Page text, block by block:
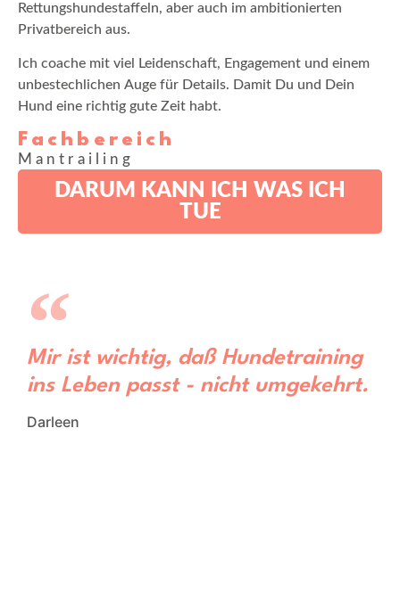
Rettungshundestaffeln, aber auch im ambitionierten
Privatbereich aus.
Ich coache mit viel Leidenschaft, Engagement und einem
unbestechlichen Auge für Details. Damit Du und Dein
Hund eine richtig gute Zeit habt.
Fachbereich
Mantrailing
DARUM KANN ICH WAS ICH
TUE
Mir ist wichtig, daß Hundetraining
ins Leben passt - nicht umgekehrt.
Darleen